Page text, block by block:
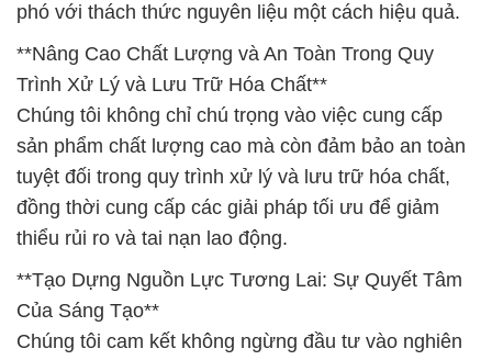
phó với thách thức nguyên liệu một cách hiệu quả.
**Nâng Cao Chất Lượng và An Toàn Trong Quy
Trình Xử Lý và Lưu Trữ Hóa Chất**
Chúng tôi không chỉ chú trọng vào việc cung cấp
sản phẩm chất lượng cao mà còn đảm bảo an toàn
tuyệt đối trong quy trình xử lý và lưu trữ hóa chất,
đồng thời cung cấp các giải pháp tối ưu để giảm
thiểu rủi ro và tai nạn lao động.
**Tạo Dựng Nguồn Lực Tương Lai: Sự Quyết Tâm
Của Sáng Tạo**
Chúng tôi cam kết không ngừng đầu tư vào nghiên